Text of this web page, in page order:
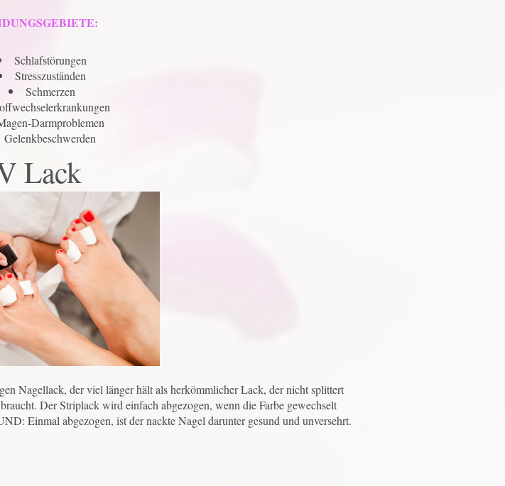
Schlafstörungen
Stresszuständen
Schmerzen
Darmproblemen
Gelenkbeschwerden
Lack
Nagellack, der viel länger hält als herkömmlicher Lack, der nicht splittert
Der Striplack wird einfach abgezogen, wenn die Farbe gewechselt
Einmal abgezogen, ist der nackte Nagel darunter gesund und unversehrt.